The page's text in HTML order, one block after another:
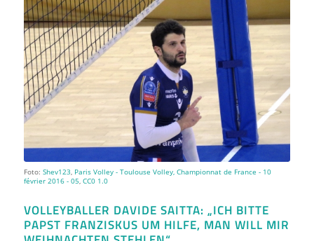
Foto: Shev123, Paris Volley - Toulouse Volley, Championnat de France - 10
février 2016 - 05, CC0 1.0
VOLLEYBALLER DAVIDE SAITTA: „ICH BITTE
PAPST FRANZISKUS UM HILFE, MAN WILL MIR